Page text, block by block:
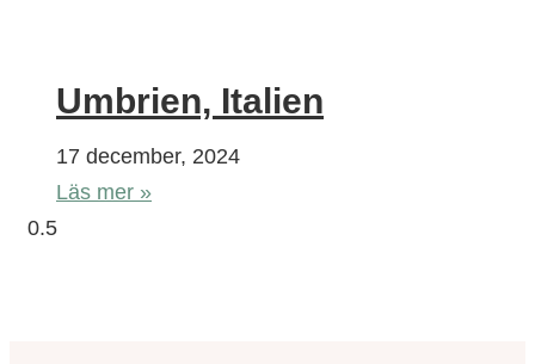
Umbrien, Italien
17 december, 2024
Läs mer »